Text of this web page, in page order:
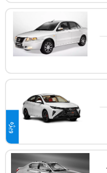
ویژه